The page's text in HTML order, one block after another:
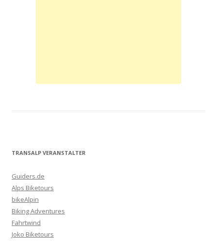
TRANSALP VERANSTALTER
Guiders.de
Alps Biketours
bikeAlpin
Biking Adventures
Fahrtwind
Joko Biketours